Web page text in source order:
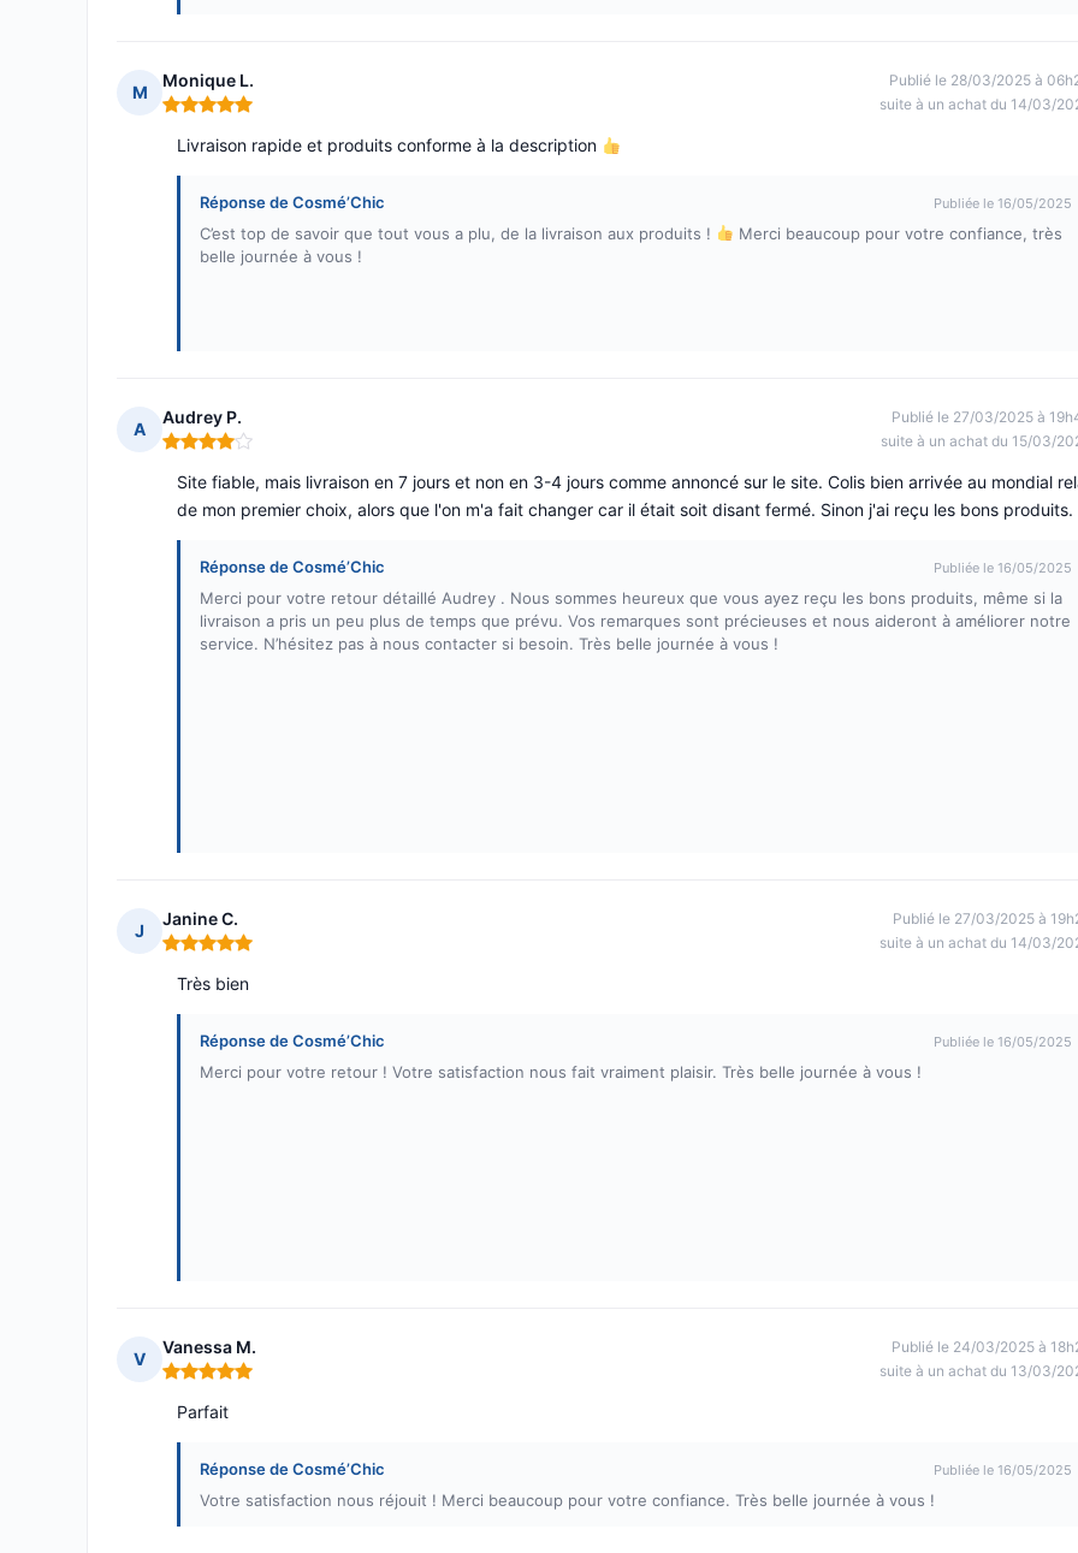
M
Monique L.
Note : 5 sur 5
Publié le 28/03/2025 à
suite à un achat du 14/03/
Livraison rapide et produits conforme à la description
Réponse de Cosmé’Chic Publiée le 16/05/2025
C’est top de savoir que tout vous a plu, de la livraison aux produits !
Merci beaucoup pour votre confiance, très
belle journée à vous !
A
Audrey P.
Note : 4 sur 5
Publié le 27/03/2025 à
suite à un achat du 15/03/
Site fiable, mais livraison en 7 jours et non en 3-4 jours comme annoncé sur le site. Colis bien arrivée au mondial
de mon premier choix, alors que l'on m'a fait changer car il était soit disant fermé. Sinon j'ai reçu les bons produits.
Réponse de Cosmé’Chic Publiée le 16/05/2025
Merci pour votre retour détaillé Audrey . Nous sommes heureux que vous ayez reçu les bons produits, même si la
livraison a pris un peu plus de temps que prévu. Vos remarques sont précieuses et nous aideront à améliorer notre
service. N’hésitez pas à nous contacter si besoin. Très belle journée à vous !
J
Janine C.
Note : 5 sur 5
Publié le 27/03/2025 à
suite à un achat du 14/03/
Très bien
Réponse de Cosmé’Chic Publiée le 16/05/2025
Merci pour votre retour ! Votre satisfaction nous fait vraiment plaisir. Très belle journée à vous !
V
Vanessa M.
Note : 5 sur 5
Publié le 24/03/2025 à
suite à un achat du 13/03/
Parfait
Réponse de Cosmé’Chic Publiée le 16/05/2025
Votre satisfaction nous réjouit ! Merci beaucoup pour votre confiance. Très belle journée à vous !